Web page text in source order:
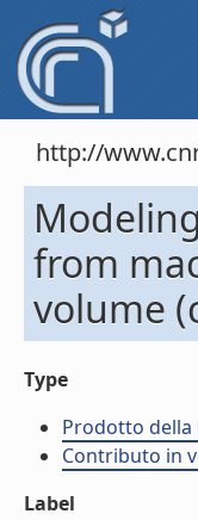
http://
from
volume
Type
Prodotto della
Contributo in
Label